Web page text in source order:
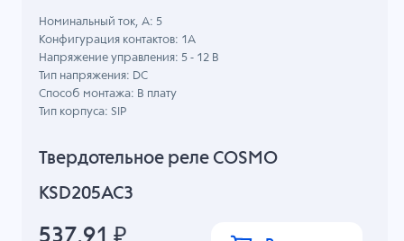
Твердотельное реле COSMO
KSD205AC3
Номинальный ток, А: 5
Конфигурация контактов: 1A
Напряжение управления: 5 - 12 В
Тип напряжения: DC
Способ монтажа: В плату
Тип корпуса: SIP
537.91 ₽